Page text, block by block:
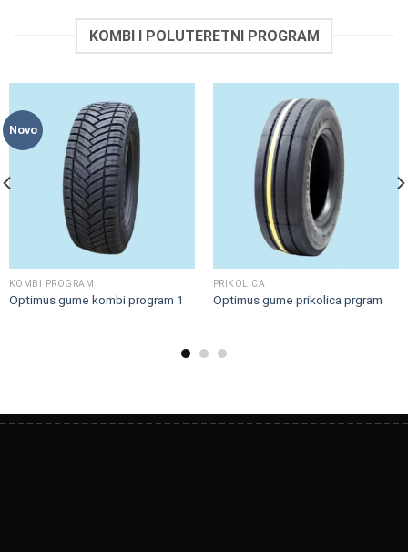
KOMBI I POLUTERETNI PROGRAM
POLUTERETNI PROGRAM
Optimus gume poluteretni
POLUTERETNI PROGRAM
Optimus gume poluteretni